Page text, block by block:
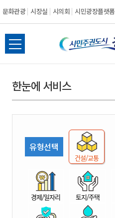
문화관광 시장실 시의회 시민광장플랫폼
시
민
권
도
시
산
전
체
뉴
열
한눈에 서비스
유형선택
건설/교통
경제/일자리 토지/주택